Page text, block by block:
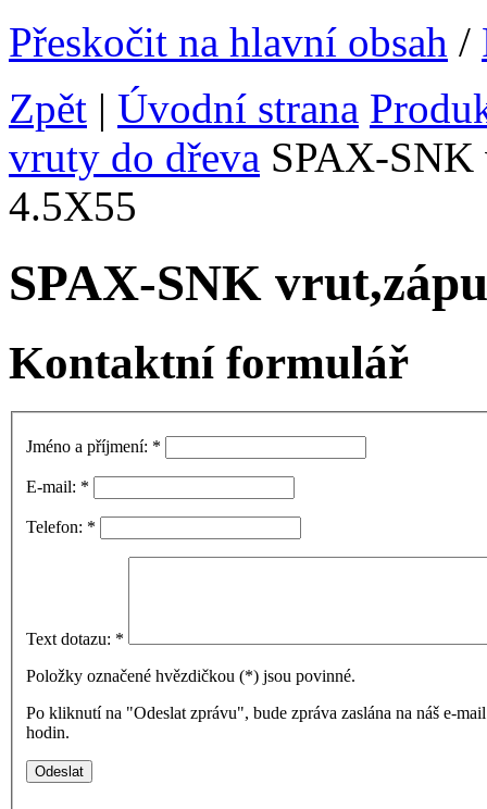
Přeskočit na hlavní obsah /
Zpět | Úvodní strana
vruty do dřeva SPAX-
4.5X55
SPAX-SNK
Kontaktní formulář
Jméno a příjmení: *
E-mail: *
Telefon: *
Text dotazu: *
Položky označené hvězdičkou (*) jsou povinné.
Po kliknutí na "Odeslat zprávu", bude zpráva zaslána na náš e-
hodin.